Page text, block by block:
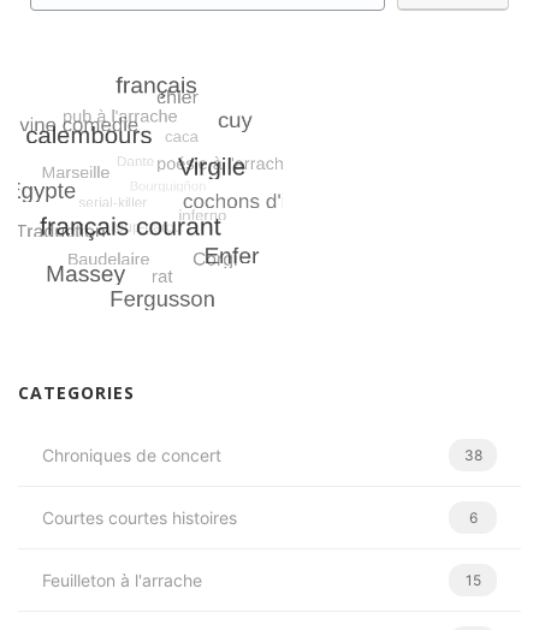
CATEGORIES
Chroniques de concert 38
Courtes courtes histoires 6
Feuilleton à l'arrache 15